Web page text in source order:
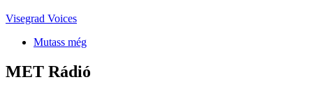
Visegrad Voices
Mutass még
MET Rádió